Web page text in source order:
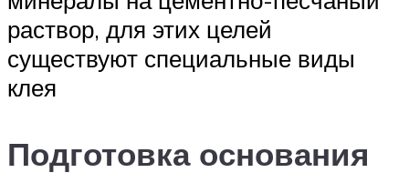
раствор, для этих целей
существуют специальные виды
клея
Подготовка основания